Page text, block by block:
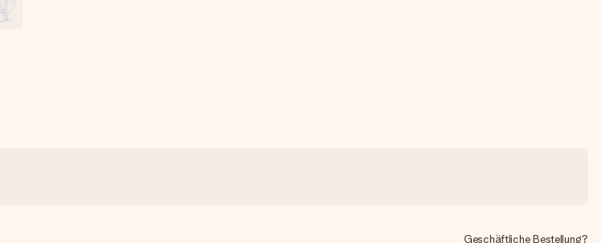
Geschäftliche Bestellung?